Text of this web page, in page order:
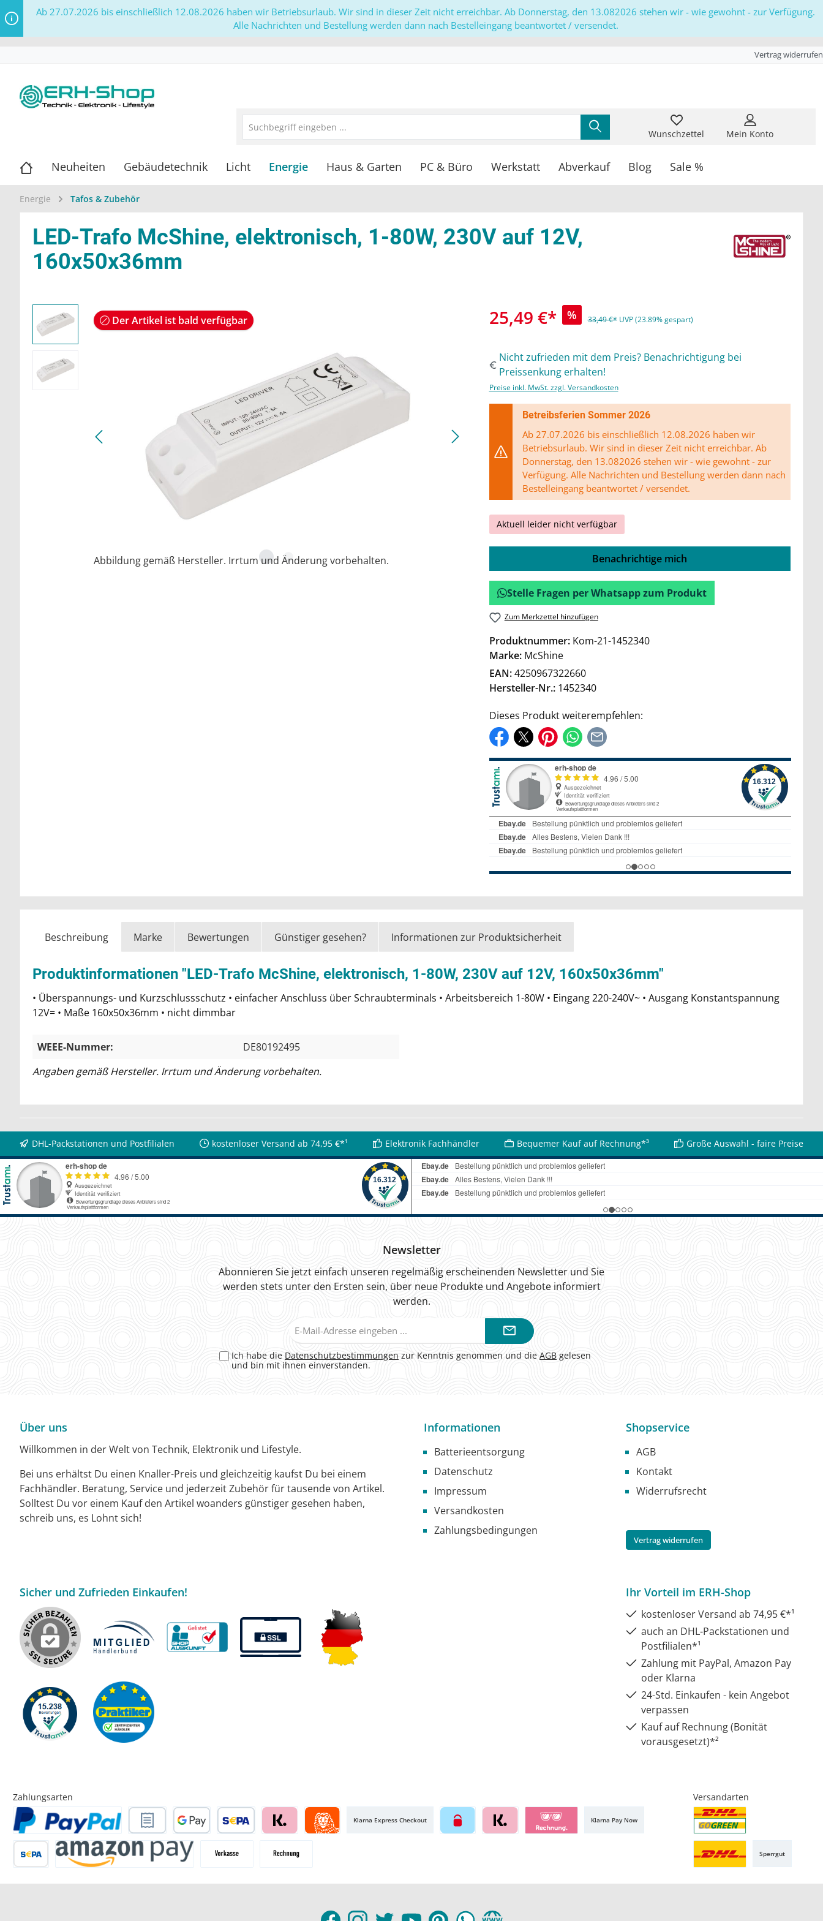
Ab 27.07.2026 bis einschließlich 12.08.2026 haben wir Betriebsurlaub. Wir sind in dieser Zeit nicht erreichbar. Ab Donnerstag, den 13.082026 stehen wir - wie gewohnt - zur Verfügung.
Alle Nachrichten und Bestellung werden dann nach Bestelleingang beantwortet / versendet.
Vertrag widerrufen
Wunschzettel Mein Konto
Neuheiten Gebäudetechnik Licht Energie Haus & Garten PC & Büro Werkstatt Abverkauf Blog Sale %
Energie Tafos & Zubehör
LED-Trafo McShine, elektronisch, 1-80W, 230V auf 12V,
160x50x36mm
Der Artikel ist bald verfügbar
Abbildung gemäß Hersteller. Irrtum und Änderung vorbehalten.
25,49 €* % 33,49 €* UVP (23.89% gespart)
Nicht zufrieden mit dem Preis? Benachrichtigung bei
Preissenkung erhalten!
Preise inkl. MwSt. zzgl. Versandkosten
Betreibsferien Sommer 2026
Ab 27.07.2026 bis einschließlich 12.08.2026 haben wir
Betriebsurlaub. Wir sind in dieser Zeit nicht erreichbar. Ab
Donnerstag, den 13.082026 stehen wir - wie gewohnt - zur
Verfügung. Alle Nachrichten und Bestellung werden dann nach
Bestelleingang beantwortet / versendet.
Aktuell leider nicht verfügbar
Benachrichtige mich
Stelle Fragen per Whatsapp zum Produkt
Zum Merkzettel hinzufügen
Produktnummer: Kom-21-1452340
Marke: McShine
EAN:4250967322660
Hersteller-Nr.: 1452340
Dieses Produkt weiterempfehlen:
Beschreibung Marke Bewertungen Günstiger gesehen? Informationen zur Produktsicherheit
Produktinformationen "LED-Trafo McShine, elektronisch, 1-80W, 230V auf 12V, 160x50x36mm"
• Überspannungs- und Kurzschlussschutz • einfacher Anschluss über Schraubterminals • Arbeitsbereich 1-80W • Eingang 220-240V~ • Ausgang Konstantspannung
12V= • Maße 160x50x36mm • nicht dimmbar
WEEE-Nummer:
DE80192495
Angaben gemäß Hersteller. Irrtum und Änderung vorbehalten.
DHL-Packstationen und Postfilialen kostenloser Versand ab 74,95 €*¹ Elektronik Fachhändler Bequemer Kauf auf Rechnung*³ Große Auswahl - faire Preise
Newsletter
Abonnieren Sie jetzt einfach unseren regelmäßig erscheinenden Newsletter und Sie
werden stets unter den Ersten sein, über neue Produkte und Angebote informiert
werden.
Mail-
Ich habe die Datenschutzbestimmungen zur Kenntnis genommen und die AGB gelesen
und bin mit ihnen einverstanden.
Über uns
Willkommen in der Welt von Technik, Elektronik und Lifestyle.
Bei uns erhältst Du einen Knaller-Preis und gleichzeitig kaufst Du bei einem
Fachhändler. Beratung, Service und jederzeit Zubehör für tausende von Artikel.
Solltest Du vor einem Kauf den Artikel woanders günstiger gesehen haben,
schreib uns, es Lohnt sich!
Informationen
Batterieentsorgung
Datenschutz
Impressum
Versandkosten
Zahlungsbedingungen
Shopservice
AGB
Kontakt
Widerrufsrecht
Vertrag widerrufen
Sicher und Zufrieden Einkaufen! Ihr Vorteil im ERH-Shop
kostenloser Versand ab 74,95 €*¹
auch an DHL-Packstationen und
Postfilialen*¹
Zahlung mit PayPal, Amazon Pay
oder Klarna
24-Std. Einkaufen - kein Angebot
verpassen
Kauf auf Rechnung (Bonität
vorausgesetzt)*²
Zahlungsarten
Klarna Express Checkout Klarna Pay Now
Versandarten
Sperrgut